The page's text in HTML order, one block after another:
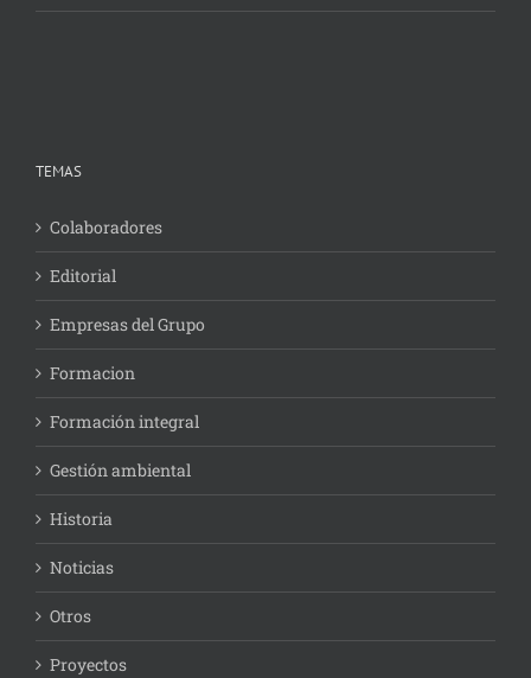
TEMAS
Colaboradores
Editorial
Empresas del Grupo
Formacion
Formación integral
Gestión ambiental
Historia
Noticias
Otros
Proyectos